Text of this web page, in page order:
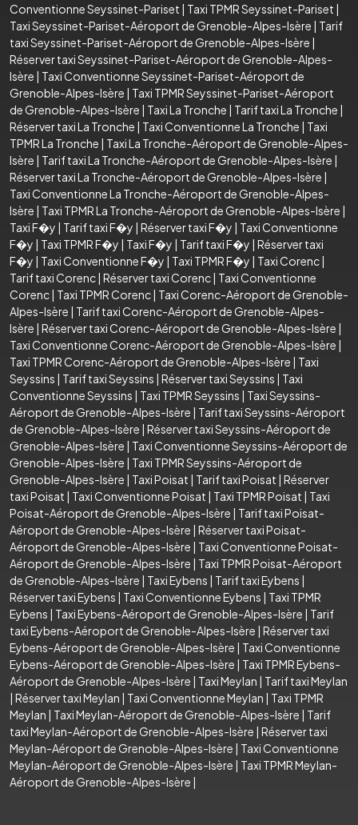
Conventionne Seyssinet-Pariset | Taxi TPMR Seyssinet-Pariset |
Taxi Seyssinet-Pariset-Aéroport de Grenoble-Alpes-Isère | Tarif
taxi Seyssinet-Pariset-Aéroport de Grenoble-Alpes-Isère |
Réserver taxi Seyssinet-Pariset-Aéroport de Grenoble-Alpes-
Isère | Taxi Conventionne Seyssinet-Pariset-Aéroport de
Grenoble-Alpes-Isère | Taxi TPMR Seyssinet-Pariset-Aéroport
de Grenoble-Alpes-Isère | Taxi La Tronche | Tarif taxi La Tronche |
Réserver taxi La Tronche | Taxi Conventionne La Tronche | Taxi
TPMR La Tronche | Taxi La Tronche-Aéroport de Grenoble-Alpes-
Isère | Tarif taxi La Tronche-Aéroport de Grenoble-Alpes-Isère |
Réserver taxi La Tronche-Aéroport de Grenoble-Alpes-Isère |
Taxi Conventionne La Tronche-Aéroport de Grenoble-Alpes-
Isère | Taxi TPMR La Tronche-Aéroport de Grenoble-Alpes-Isère |
Taxi F�y | Tarif taxi F�y | Réserver taxi F�y | Taxi Conventionne
F�y | Taxi TPMR F�y | Taxi F�y | Tarif taxi F�y | Réserver taxi
F�y | Taxi Conventionne F�y | Taxi TPMR F�y | Taxi Corenc|
Tarif taxi Corenc| Réserver taxi Corenc| Taxi Conventionne
Corenc| Taxi TPMR Corenc| Taxi Corenc-Aéroport de Grenoble-
Alpes-Isère | Tarif taxi Corenc-Aéroport de Grenoble-Alpes-
Isère | Réserver taxi Corenc-Aéroport de Grenoble-Alpes-Isère |
Taxi Conventionne Corenc-Aéroport de Grenoble-Alpes-Isère |
Taxi TPMR Corenc-Aéroport de Grenoble-Alpes-Isère | Taxi
Seyssins | Tarif taxi Seyssins | Réserver taxi Seyssins | Taxi
Conventionne Seyssins | Taxi TPMR Seyssins | Taxi Seyssins-
Aéroport de Grenoble-Alpes-Isère | Tarif taxi Seyssins-Aéroport
de Grenoble-Alpes-Isère | Réserver taxi Seyssins-Aéroport de
Grenoble-Alpes-Isère | Taxi Conventionne Seyssins-Aéroport de
Grenoble-Alpes-Isère | Taxi TPMR Seyssins-Aéroport de
Grenoble-Alpes-Isère | Taxi Poisat | Tarif taxi Poisat | Réserver
taxi Poisat | Taxi Conventionne Poisat | Taxi TPMR Poisat | Taxi
Poisat-Aéroport de Grenoble-Alpes-Isère | Tarif taxi Poisat-
Aéroport de Grenoble-Alpes-Isère | Réserver taxi Poisat-
Aéroport de Grenoble-Alpes-Isère | Taxi Conventionne Poisat-
Aéroport de Grenoble-Alpes-Isère | Taxi TPMR Poisat-Aéroport
de Grenoble-Alpes-Isère | Taxi Eybens | Tarif taxi Eybens |
Réserver taxi Eybens | Taxi Conventionne Eybens | Taxi TPMR
Eybens | Taxi Eybens-Aéroport de Grenoble-Alpes-Isère | Tarif
taxi Eybens-Aéroport de Grenoble-Alpes-Isère | Réserver taxi
Eybens-Aéroport de Grenoble-Alpes-Isère | Taxi Conventionne
Eybens-Aéroport de Grenoble-Alpes-Isère | Taxi TPMR Eybens-
Aéroport de Grenoble-Alpes-Isère | Taxi Meylan | Tarif taxi Meylan
| Réserver taxi Meylan | Taxi Conventionne Meylan | Taxi TPMR
Meylan | Taxi Meylan-Aéroport de Grenoble-Alpes-Isère | Tarif
taxi Meylan-Aéroport de Grenoble-Alpes-Isère | Réserver taxi
Meylan-Aéroport de Grenoble-Alpes-Isère | Taxi Conventionne
Meylan-Aéroport de Grenoble-Alpes-Isère | Taxi TPMR Meylan-
Aéroport de Grenoble-Alpes-Isère |